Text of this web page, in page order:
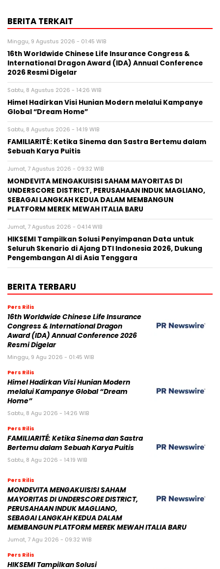
BERITA TERKAIT
Minggu, 9 Agustus 2026 - 01:45 WIB
16th Worldwide Chinese Life Insurance Congress &
International Dragon Award (IDA) Annual Conference
2026 Resmi Digelar
Sabtu, 8 Agustus 2026 - 14:26 WIB
Himel Hadirkan Visi Hunian Modern melalui Kampanye
Global “Dream Home”
Sabtu, 8 Agustus 2026 - 14:19 WIB
FAMILIARITÉ: Ketika Sinema dan Sastra Bertemu dalam
Sebuah Karya Puitis
Jumat, 7 Agustus 2026 - 09:32 WIB
MONDEVITA MENGAKUISISI SAHAM MAYORITAS DI
UNDERSCORE DISTRICT, PERUSAHAAN INDUK MAGLIANO,
SEBAGAI LANGKAH KEDUA DALAM MEMBANGUN
PLATFORM MEREK MEWAH ITALIA BARU
Jumat, 7 Agustus 2026 - 04:14 WIB
HIKSEMI Tampilkan Solusi Penyimpanan Data untuk
Seluruh Skenario di Ajang DTI Indonesia 2026, Dukung
Pengembangan AI di Asia Tenggara
BERITA TERBARU
Pers Rilis
16th Worldwide Chinese Life Insurance
Congress & International Dragon
Award (IDA) Annual Conference 2026
Resmi Digelar
Minggu, 9 Agu 2026 - 01:45 WIB
Pers Rilis
Himel Hadirkan Visi Hunian Modern
melalui Kampanye Global “Dream
Home”
Sabtu, 8 Agu 2026 - 14:26 WIB
Pers Rilis
FAMILIARITÉ: Ketika Sinema dan Sastra
Bertemu dalam Sebuah Karya Puitis
Sabtu, 8 Agu 2026 - 14:19 WIB
Pers Rilis
MONDEVITA MENGAKUISISI SAHAM
MAYORITAS DI UNDERSCORE DISTRICT,
PERUSAHAAN INDUK MAGLIANO,
SEBAGAI LANGKAH KEDUA DALAM
MEMBANGUN PLATFORM MEREK MEWAH ITALIA BARU
Jumat, 7 Agu 2026 - 09:32 WIB
Pers Rilis
HIKSEMI Tampilkan Solusi